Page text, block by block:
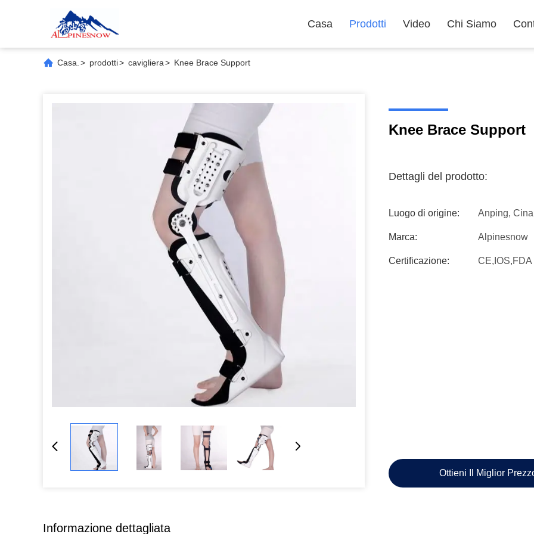
Casa Prodotti Video Chi Siamo
Casa. > prodotti> cavigliera> Knee Brace Support
Knee Brace Support
Dettagli del prodotto:
Luogo di origine: Anping, Cina
Marca: Alpinesnow
Certificazione: CE,IOS,FDA
Ottieni Il Miglior
Informazione dettagliata